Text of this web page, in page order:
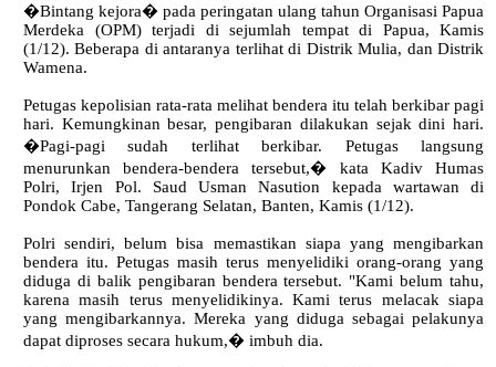
�Bintang kejora� pada peringatan ulang tahun Organisasi Papua
Merdeka (OPM) terjadi di sejumlah tempat di Papua, Kamis
(1/12). Beberapa di antaranya terlihat di Distrik Mulia, dan Distrik
Wamena.
Petugas kepolisian rata-rata melihat bendera itu telah berkibar pagi
hari. Kemungkinan besar, pengibaran dilakukan sejak dini hari.
�Pagi-pagi sudah terlihat berkibar. Petugas langsung
menurunkan bendera-bendera tersebut,� kata Kadiv Humas
Polri, Irjen Pol. Saud Usman Nasution kepada wartawan di
Pondok Cabe, Tangerang Selatan, Banten, Kamis (1/12).
Polri sendiri, belum bisa memastikan siapa yang mengibarkan
bendera itu. Petugas masih terus menyelidiki orang-orang yang
diduga di balik pengibaran bendera tersebut. "Kami belum tahu,
karena masih terus menyelidikinya. Kami terus melacak siapa
yang mengibarkannya. Mereka yang diduga sebagai pelakunya
dapat diproses secara hukum,� imbuh dia.